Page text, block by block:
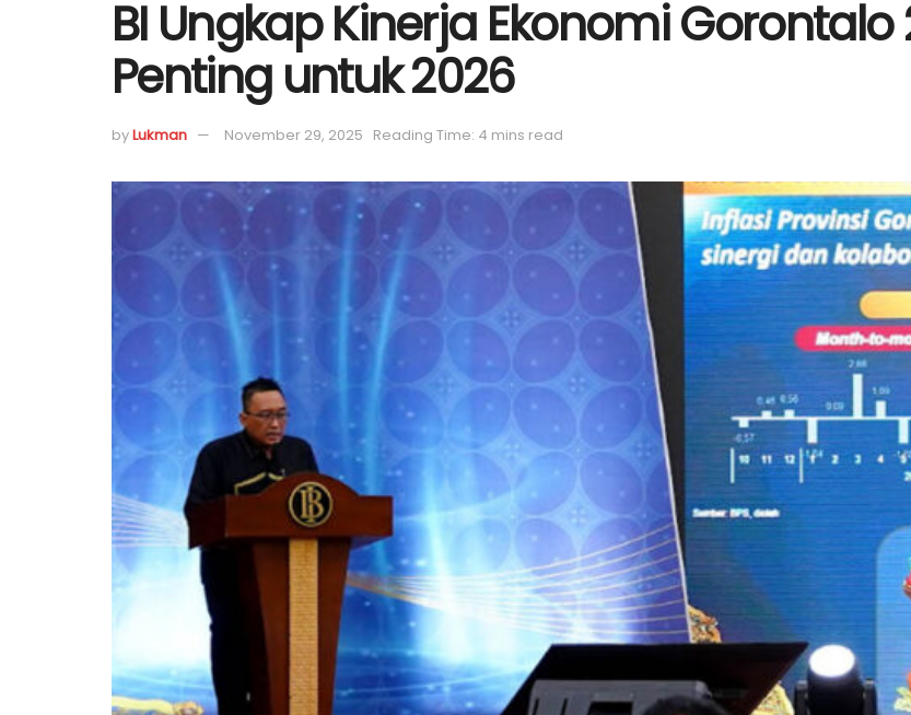
BI Ungkap Kinerja Ekonomi
Penting untuk 2026
byLukman November 29, 2025 Reading Time: 4 mins read